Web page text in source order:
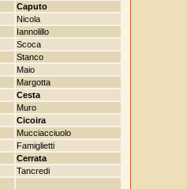
Caputo
Nicola
Iannolillo
Scoca
Stanco
Maio
Margotta
Cesta
Muro
Cicoira
Mucciacciuolo
Famiglietti
Cerrata
Tancredi